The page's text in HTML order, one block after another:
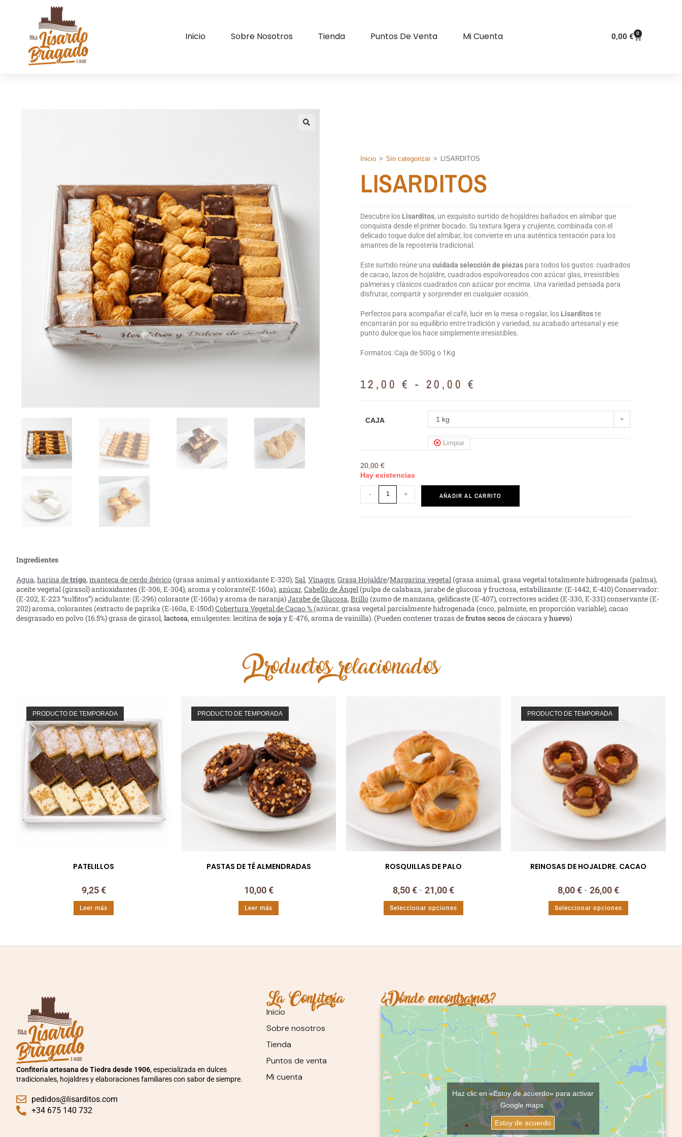
Inicio Sobre Nosotros Tienda Puntos De Venta Mi Cuenta 0,00 € 0
Inicio > Sin categorizar > LISARDITOS
LISARDITOS
Descubre los Lisarditos, un exquisito surtido de hojaldres bañados en almíbar que
conquista desde el primer bocado. Su textura ligera y crujiente, combinada con el
delicado toque dulce del almíbar, los convierte en una auténtica tentación para los
amantes de la repostería tradicional.
Este surtido reúne una cuidada selección de piezas para todos los gustos: cuadrados
de cacao, lazos de hojaldre, cuadrados espolvoreados con azúcar glas, irresistibles
palmeras y clásicos cuadrados con azúcar por encima. Una variedad pensada para
disfrutar, compartir y sorprender en cualquier ocasión.
Perfectos para acompañar el café, lucir en la mesa o regalar, los Lisarditoste
encantarán por su equilibrio entre tradición y variedad, su acabado artesanal y ese
punto dulce que los hace simplemente irresistibles.
Formatos: Caja de 500g o 1Kg
12,00€ - 20,00€
CAJA 1 kg
Limpiar
20,00 €
Hay existencias
- + AÑADIR AL CARRITO
Ingredientes
Agua,harina detrigo,manteca de cerdo ibérico (grasa animal y antioxidante E-320),Sal,Vinagre,Grasa Hojaldre/Margarina vegetal(grasa animal, grasa vegetal totalmente hidrogenada (palma),
aceite vegetal (girasol) antioxidantes (E-306, E-304), aroma y colorante(E-160a),azúcar,Cabello de Ángel(pulpa de calabaza, jarabe de glucosa y fructosa, estabilizante: (E-1442, E-410) Conservador:
(E-202, E-223 “sulfitos”) acidulante: (E-296) colorante (E-160a) y aroma de naranja)Jarabe de Glucosa,Brillo (zumo de manzana, gelificaste (E-407), correctores acidez (E-330, E-331) conservante (E-
202) aroma, colorantes (extracto de paprika (E-160a, E-150d)Cobertura Vegetal de Cacao %(azúcar, grasa vegetal parcialmente hidrogenada (coco, palmiste, en proporción variable), cacao
desgrasado en polvo (16.5%) grasa de girasol,lactosa, emulgentes: lecitina desojay E-476, aroma de vainilla). (Pueden contener trazas defrutos secosde cáscara yhuevo)
Productos relacionados
PRODUCTO DE TEMPORADA
PATELILLOS
9,25€
Leer más
PRODUCTO DE TEMPORADA
PASTAS DE TÉ ALMENDRADAS
10,00€
Leer más
ROSQUILLAS DE PALO
8,50€ - 21,00€
Seleccionar opciones
PRODUCTO DE TEMPORADA
REINOSAS DE HOJALDRE. CACAO
8,00€ - 26,00€
Seleccionar opciones
Confitería artesana de Tiedra desde 1906, especializada en dulces
tradicionales, hojaldres y elaboraciones familiares con sabor de siempre.
pedidos@lisarditos.com
+34 675 140 732
La Confitería
Inicio
Sobre nosotros
Tienda
Puntos de venta
Mi cuenta
¿Dónde encontrarnos?
Haz clic en «Estoy de acuerdo» para activar
Google maps
Estoy de acuerdo